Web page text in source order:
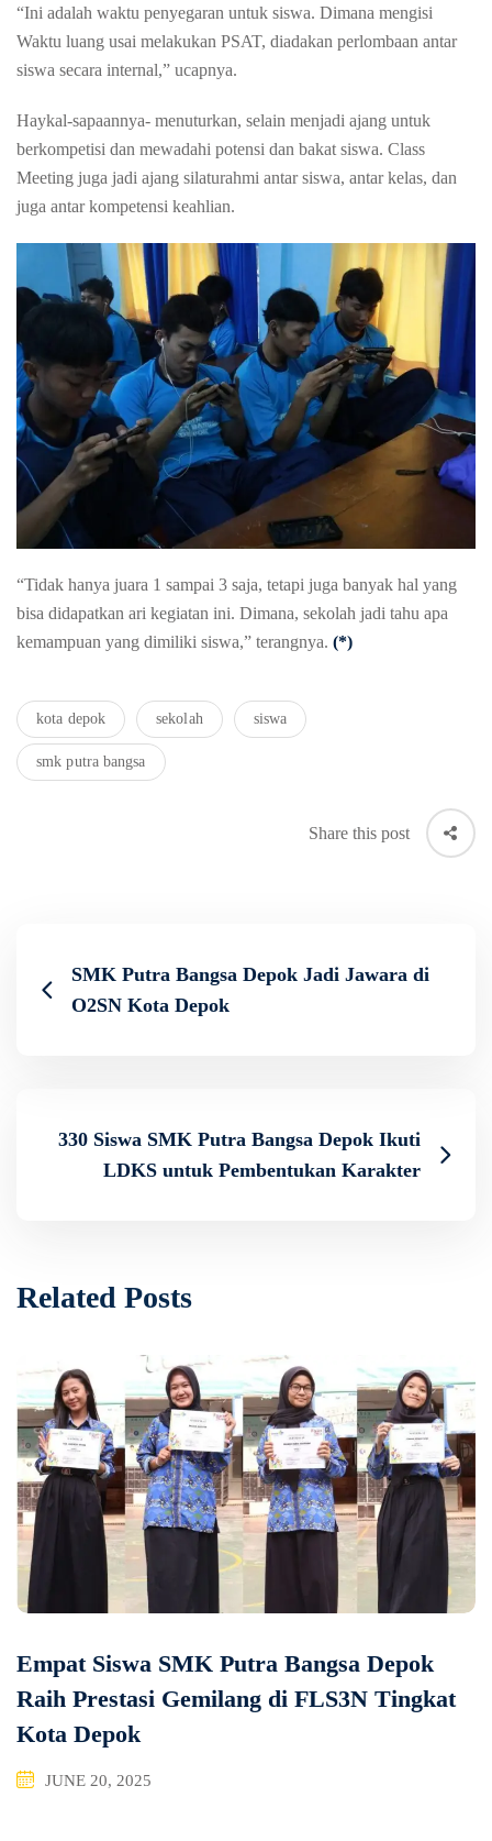
“Ini adalah waktu penyegaran untuk siswa. Dimana mengisi
Waktu luang usai melakukan PSAT, diadakan perlombaan antar
siswa secara internal,” ucapnya.
Haykal-sapaannya- menuturkan, selain menjadi ajang untuk
berkompetisi dan mewadahi potensi dan bakat siswa. Class
Meeting juga jadi ajang silaturahmi antar siswa, antar kelas, dan
juga antar kompetensi keahlian.
“Tidak hanya juara 1 sampai 3 saja, tetapi juga banyak hal yang
bisa didapatkan ari kegiatan ini. Dimana, sekolah jadi tahu apa
kemampuan yang dimiliki siswa,” terangnya. (*)
kota depok sekolah siswa
smk putra bangsa
Share this post
SMK Putra Bangsa Depok Jadi Jawara di
O2SN Kota Depok
330 Siswa SMK Putra Bangsa Depok Ikuti
LDKS untuk Pembentukan Karakter
Related Posts
Empat Siswa SMK Putra Bangsa Depok
Raih Prestasi Gemilang di FLS3N Tingkat
Kota Depok
JUNE 20, 2025